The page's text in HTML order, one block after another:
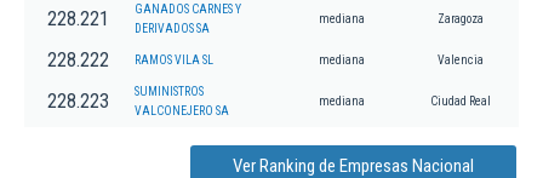
228.221
GANADOS CARNES Y
DERIVADOS SA
mediana Zaragoza
228.222 RAMOS VILA SL mediana Valencia
228.223
SUMINISTROS
VALCONEJERO SA
mediana Ciudad Real
Ver Ranking de Empresas Nacional